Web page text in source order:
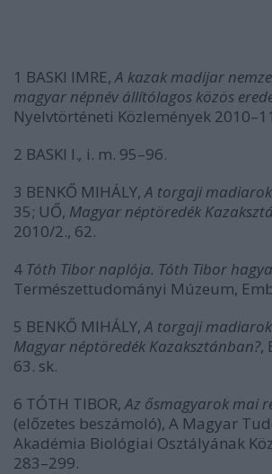
1 BASKI IMRE, A kazak madijar
magyar népnév állítólagos közös
Nyelvtörténeti Közlemények
2 BASKI I., i. m. 95–96.
3 BENKŐ MIHÁLY, A torgaji madiarok
35; UŐ, Magyar néptöredék
2010/2., 62.
4 Tóth Tibor naplója. Tóth Tibor
Természettudományi Múzeum,
5 BENKŐ MIHÁLY, A torgaji madiarok
Magyar néptöredék Kazaksztánban?,
63. sk.
6 TÓTH TIBOR, Az ősmagyarok mai
(előzetes beszámoló), A Magyar
Akadémia Biológiai Osztályának
283–299.